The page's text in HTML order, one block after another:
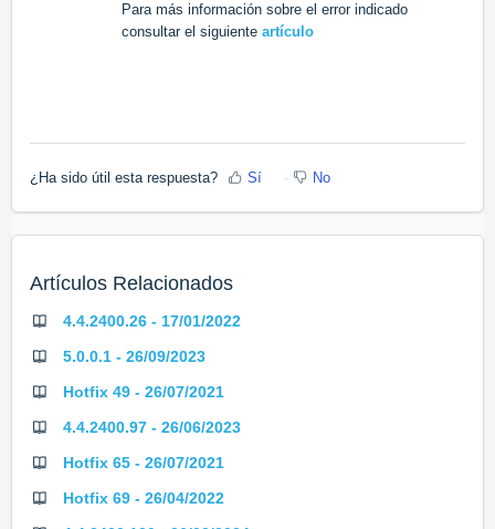
Para más información sobre el error indicado
consultar el siguiente artículo
¿Ha sido útil esta respuesta? Sí No
Artículos Relacionados
4.4.2400.26 - 17/01/2022
5.0.0.1 - 26/09/2023
Hotfix 49 - 26/07/2021
4.4.2400.97 - 26/06/2023
Hotfix 65 - 26/07/2021
Hotfix 69 - 26/04/2022